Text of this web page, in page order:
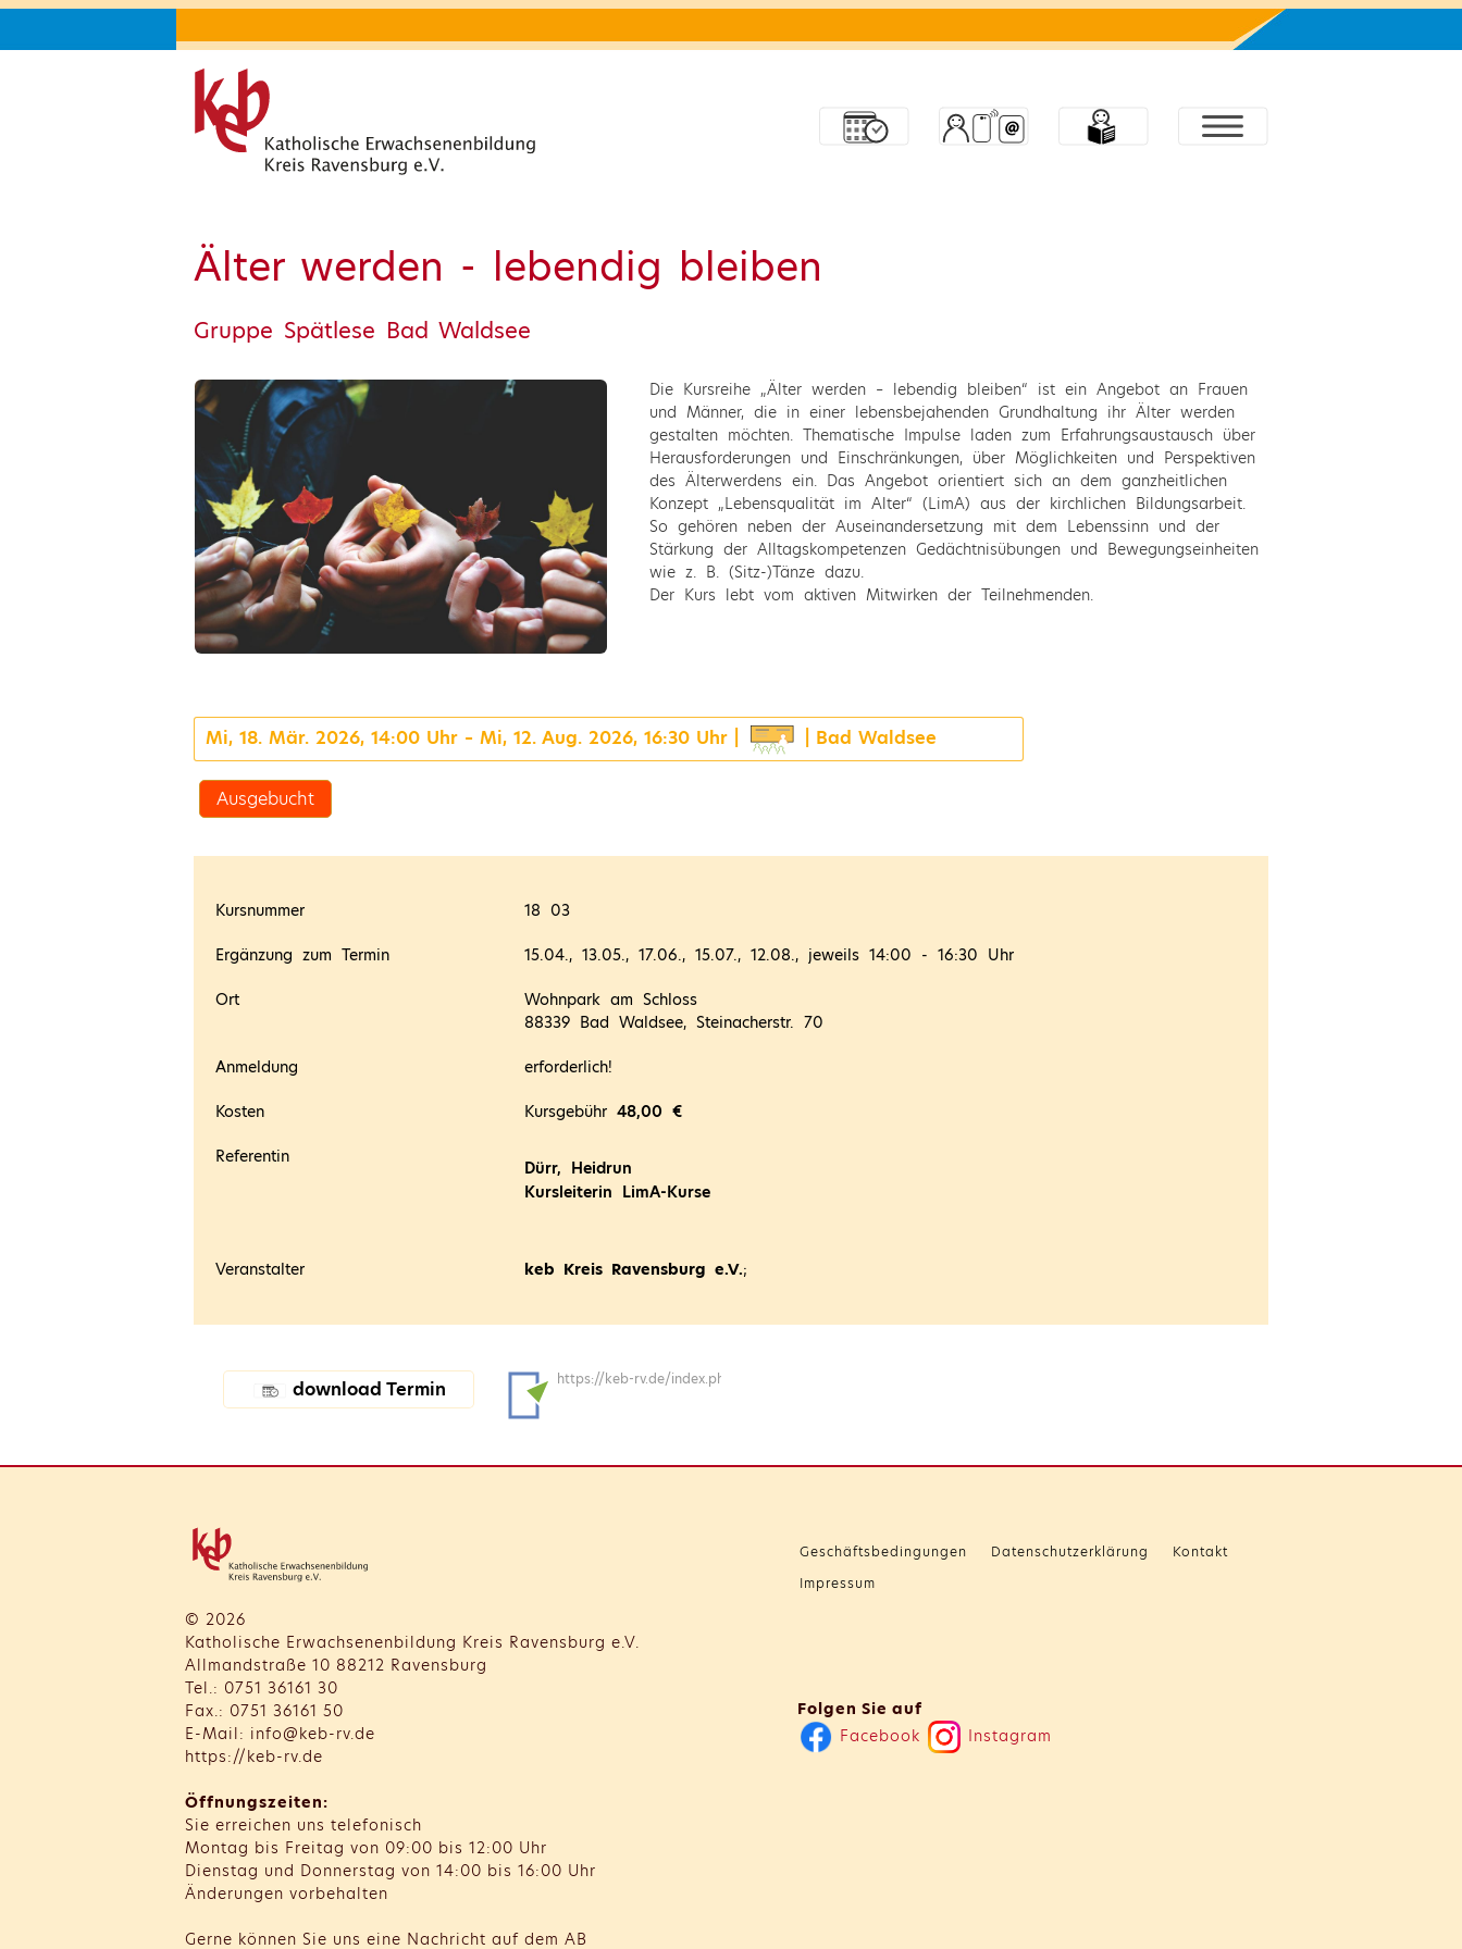
Älter werden - lebendig bleiben
Gruppe Spätlese Bad Waldsee
Die Kursreihe „Älter werden – lebendig bleiben“ ist ein Angebot an Frauen
und Männer, die in einer lebensbejahenden Grundhaltung ihr Älter werden
gestalten möchten. Thematische Impulse laden zum Erfahrungsaustausch über
Herausforderungen und Einschränkungen, über Möglichkeiten und Perspektiven
des Älterwerdens ein. Das Angebot orientiert sich an dem ganzheitlichen
Konzept „Lebensqualität im Alter“ (LimA) aus der kirchlichen Bildungsarbeit.
So gehören neben der Auseinandersetzung mit dem Lebenssinn und der
Stärkung der Alltagskompetenzen Gedächtnisübungen und Bewegungseinheiten
wie z. B. (Sitz-)Tänze dazu.
Der Kurs lebt vom aktiven Mitwirken der Teilnehmenden.
Mi, 18. Mär. 2026, 14:00 Uhr – Mi, 12. Aug. 2026, 16:30 Uhr | | Bad Waldsee
Ausgebucht
Kursnummer 18 03
Ergänzung zum Termin 15.04., 13.05., 17.06., 15.07., 12.08., jeweils 14:00 - 16:30 Uhr
Ort
Wohnpark am Schloss
88339 Bad Waldsee, Steinacherstr. 70
Anmeldung erforderlich!
Kosten Kursgebühr48,00 €
Referentin
Dürr, Heidrun
Kursleiterin LimA-Kurse
Veranstalter keb Kreis Ravensburg e.V.;
download Termin
© 2026
Katholische Erwachsenenbildung Kreis Ravensburg e.V.
Allmandstraße 10 88212 Ravensburg
Tel.: 0751 36161 30
Fax.: 0751 36161 50
E-Mail: info@keb-rv.de
https://keb-rv.de
Öffnungszeiten:
Sie erreichen uns telefonisch
Montag bis Freitag von 09:00 bis 12:00 Uhr
Dienstag und Donnerstag von 14:00 bis 16:00 Uhr
Änderungen vorbehalten
Gerne können Sie uns eine Nachricht auf dem AB
Geschäftsbedingungen Datenschutzerklärung
Kontakt
Impressum
Folgen Sie auf
Facebook
Instagram